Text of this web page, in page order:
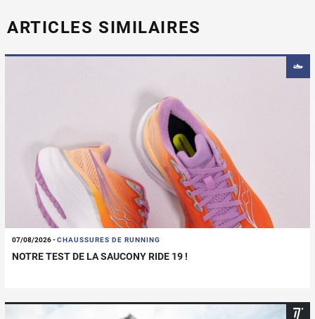
ARTICLES SIMILAIRES
07/08/2026-CHAUSSURES DE RUNNING
NOTRE TEST DE LA SAUCONY RIDE 19 !